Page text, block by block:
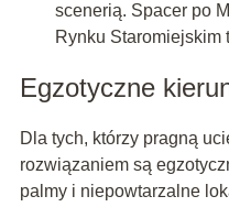
scenerią. Spacer po
Rynku Staromiejskim
Egzotyczne
Dla tych, którzy pragną
rozwiązaniem są
palmy i niepowtarzalne